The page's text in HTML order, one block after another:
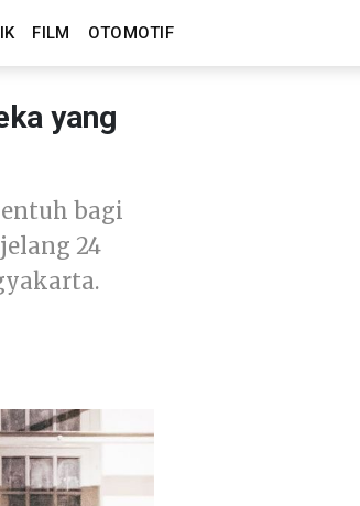
FILM OTOMOTIF
yang
bagi
24